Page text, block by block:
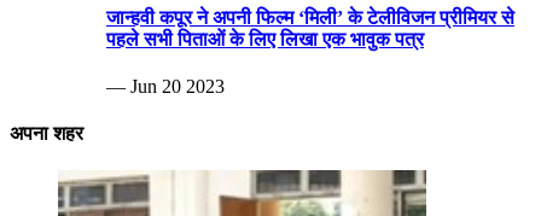
जान्हवी कपूर ने अपनी फिल्म ‘मिली’ के टेलीविजन प्रीमियर से
पहले सभी पिताओं के लिए लिखा एक भावुक पत्र
— Jun 20 2023
अपना शहर